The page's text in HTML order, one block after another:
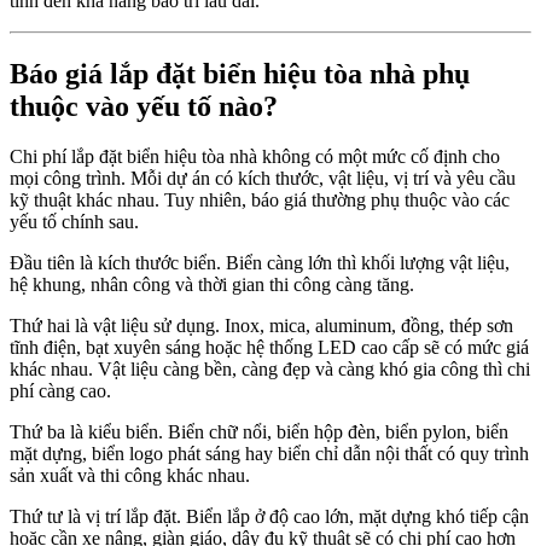
Báo giá lắp đặt biển hiệu tòa nhà phụ
thuộc vào yếu tố nào?
Chi phí lắp đặt biển hiệu tòa nhà không có một mức cố định cho
mọi công trình. Mỗi dự án có kích thước, vật liệu, vị trí và yêu cầu
kỹ thuật khác nhau. Tuy nhiên, báo giá thường phụ thuộc vào các
yếu tố chính sau.
Đầu tiên là kích thước biển. Biển càng lớn thì khối lượng vật liệu,
hệ khung, nhân công và thời gian thi công càng tăng.
Thứ hai là vật liệu sử dụng. Inox, mica, aluminum, đồng, thép sơn
tĩnh điện, bạt xuyên sáng hoặc hệ thống LED cao cấp sẽ có mức giá
khác nhau. Vật liệu càng bền, càng đẹp và càng khó gia công thì chi
phí càng cao.
Thứ ba là kiểu biển. Biển chữ nổi, biển hộp đèn, biển pylon, biển
mặt dựng, biển logo phát sáng hay biển chỉ dẫn nội thất có quy trình
sản xuất và thi công khác nhau.
Thứ tư là vị trí lắp đặt. Biển lắp ở độ cao lớn, mặt dựng khó tiếp cận
hoặc cần xe nâng, giàn giáo, dây đu kỹ thuật sẽ có chi phí cao hơn